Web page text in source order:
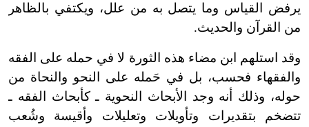
يرفض القياس وما يتصل به من علل، ويكتفي بالظاهر
من القرآن والحديث.
وقد استلهم ابن مضاء هذه الثورة لا في حمله على الفقه
والفقهاء فحسب، بل في حَمله على النحو والنحاة من
حوله، وذلك أنه وجد الأبحاث النحوية ـ كأبحاث الفقه ـ
تتضخم بتقديرات وتأويلات وتعليلات وأقيسة وشُعب